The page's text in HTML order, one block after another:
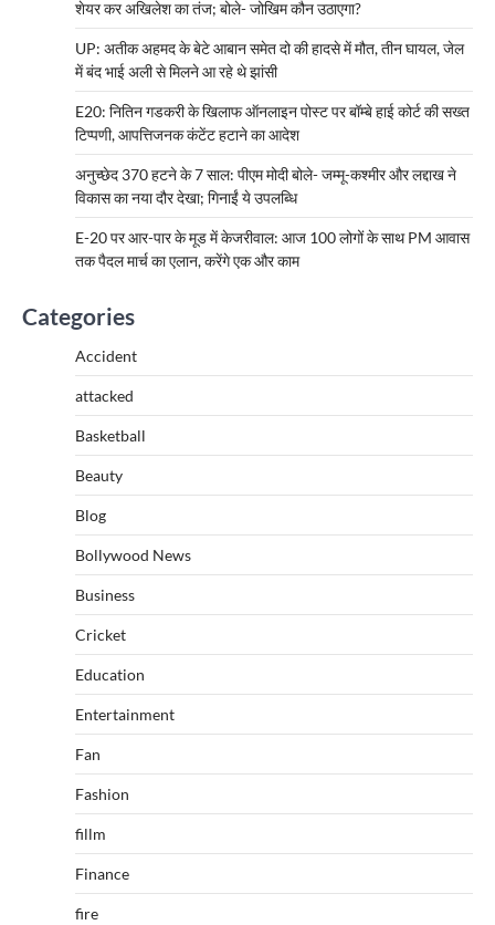
शेयर कर अखिलेश का तंज; बोले- जोखिम कौन उठाएगा?
UP: अतीक अहमद के बेटे आबान समेत दो की हादसे में मौत, तीन घायल, जेल
में बंद भाई अली से मिलने आ रहे थे झांसी
E20: नितिन गडकरी के खिलाफ ऑनलाइन पोस्ट पर बॉम्बे हाई कोर्ट की सख्त
टिप्पणी, आपत्तिजनक कंटेंट हटाने का आदेश
अनुच्छेद 370 हटने के 7 साल: पीएम मोदी बोले- जम्मू-कश्मीर और लद्दाख ने
विकास का नया दौर देखा; गिनाईं ये उपलब्धि
E-20 पर आर-पार के मूड में केजरीवाल: आज 100 लोगों के साथ PM आवास
तक पैदल मार्च का एलान, करेंगे एक और काम
Categories
Accident
attacked
Basketball
Beauty
Blog
Bollywood News
Business
Cricket
Education
Entertainment
Fan
Fashion
fillm
Finance
fire